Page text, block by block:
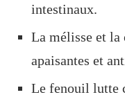
intestinaux.
La mélisse et la
apaisantes et
Le fenouil lutte